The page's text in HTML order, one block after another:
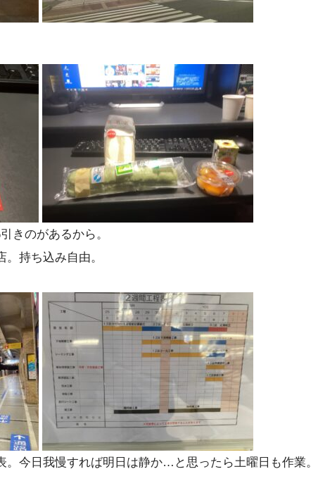
きのがあるから。
持ち込み自由。
。今日我慢すれば明日は静か…と思ったら土曜日も作業。